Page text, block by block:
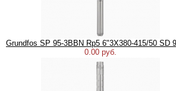
Grundfos SP 95-3BBN Rp5 6"3X380-415/50 SD
0.00 руб.